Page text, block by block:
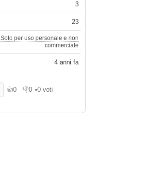
3
23
Solo per uso personale e non
commerciale
4 anni fa
👍0
Mi piace
👎0
Non mi piace
•0 voti